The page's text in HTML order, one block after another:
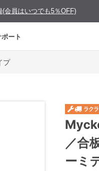
(会員はいつでも5％OFF)
ート
プ
／合
ーミ